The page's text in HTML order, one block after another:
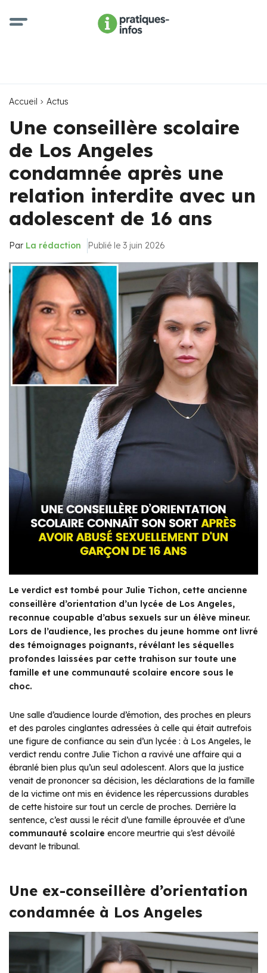
Accueil Actus
Une conseillère scolaire
de Los Angeles
condamnée après une
relation interdite avec un
adolescent de 16 ans
Par La rédaction Publié le 3 juin 2026
Le verdict est tombé pour Julie Tichon, cette ancienne
conseillère d’orientation d’un lycée de Los Angeles,
reconnue coupable d’abus sexuels sur un élève mineur.
Lors de l’audience, les proches du jeune homme ont livré
des témoignages poignants, révélant les séquelles
profondes laissées par cette trahison sur toute une
famille et une communauté scolaire encore sous le
choc.
Une salle d’audience lourde d’émotion, des proches en pleurs
et des paroles cinglantes adressées à celle qui était autrefois
une figure de confiance au sein d’un lycée : à Los Angeles, le
verdict rendu contre Julie Tichon a ravivé une affaire qui a
ébranlé bien plus qu’un seul adolescent. Alors que la justice
venait de prononcer sa décision, les déclarations de la famille
de la victime ont mis en évidence les répercussions durables
de cette histoire sur tout un cercle de proches. Derrière la
sentence, c’est aussi le récit d’une famille éprouvée et d’une
communauté scolaire encore meurtrie qui s’est dévoilé
devant le tribunal.
Une ex-conseillère d’orientation
condamnée à Los Angeles